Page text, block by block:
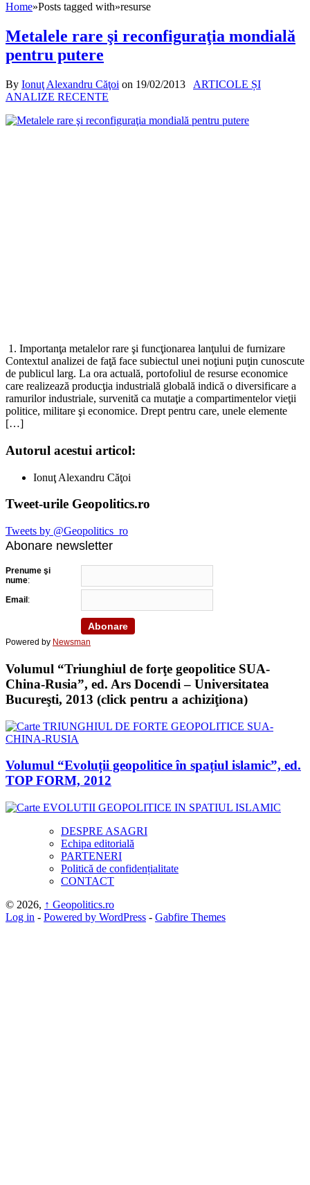
Home»Posts tagged with»resurse
Metalele rare şi reconfiguraţia mondială
pentru putere
By Ionuţ Alexandru Căţoi on 19/02/2013
ARTICOLE ȘI
ANALIZE RECENTE
1. Importanţa metalelor rare şi funcţionarea lanţului de furnizare
Contextul analizei de faţă face subiectul unei noţiuni puţin cunoscute
de publicul larg. La ora actuală, portofoliul de resurse economice
care realizează producţia industrială globală indică o diversificare a
ramurilor industriale, survenită ca mutaţie a compartimentelor vieţii
politice, militare şi economice. Drept pentru care, unele elemente
[…]
Autorul acestui articol:
Ionuţ Alexandru Căţoi
Tweet-urile Geopolitics.ro
Tweets by @Geopolitics_ro
Abonare newsletter
Prenume şi
nume:
Email :
Powered by Newsman
Volumul “Triunghiul de forţe geopolitice SUA-
China-Rusia”, ed. Ars Docendi – Universitatea
Bucureşti, 2013 (click pentru a achiziţiona)
Volumul “Evoluții geopolitice în spațiul islamic”, ed.
TOP FORM, 2012
DESPRE ASAGRI
Echipa editorială
PARTENERI
Politică de confidențialitate
CONTACT
© 2026, ↑ Geopolitics.ro
Log in - Powered by WordPress - Gabfire Themes